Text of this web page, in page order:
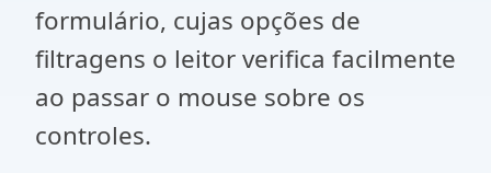
formulário, cujas opções de
filtragens o leitor verifica facilmente
ao passar o mouse sobre os
controles.